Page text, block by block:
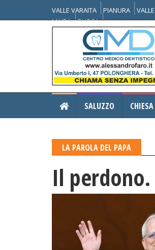
VALLE VARAITA PIANURA
MAIRA
BUSCA
SALUZZO CHIESA
LA PAROLA DEL PAPA
Il